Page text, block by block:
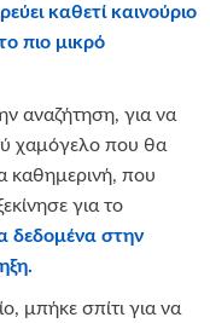
καθετί καινούριο
πιο μικρό
αναζήτηση, για να
χαμόγελο που θα
καθημερινή, που
για το
δεδομένα στην
μπήκε σπίτι για να